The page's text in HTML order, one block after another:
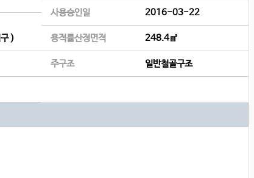
사용승인일 2016-03-22
) 용적률산정면적 248.4㎡
주구조 일반철골구조